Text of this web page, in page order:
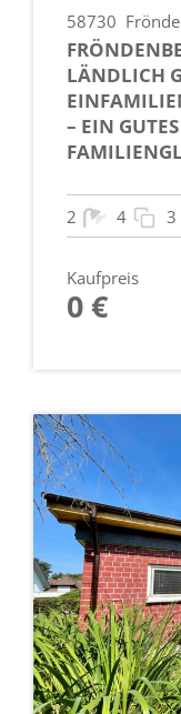
58730
LÄNDLICH
– EIN
2 4 3
Kaufpreis
0 €